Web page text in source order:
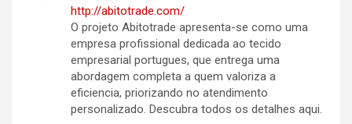
http://abitotrade.com/
O projeto Abitotrade apresenta-se como uma
empresa profissional dedicada ao tecido
empresarial portugues, que entrega uma
abordagem completa a quem valoriza a
eficiencia, priorizando no atendimento
personalizado. Descubra todos os detalhes aqui.